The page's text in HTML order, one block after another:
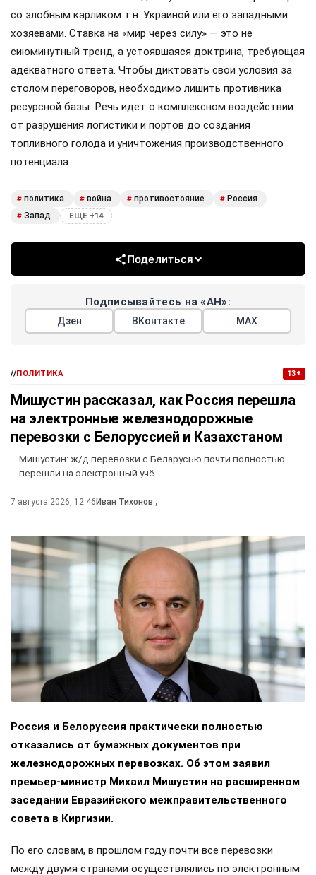
со злобным карликом т.н. Украиной или его западными
хозяевами. Ставка на «мир через силу» — это не
сиюминутный тренд, а устоявшаяся доктрина, требующая
адекватного ответа. Чтобы диктовать свои условия за
столом переговоров, необходимо лишить противника
ресурсной базы. Речь идет о комплексном воздействии:
от разрушения логистики и портов до создания
топливного голода и уничтожения производственного
потенциала.
# политика # война # противостояние # Россия
# Запад ЕЩЕ +14
Поделиться
Подписывайтесь на «АН»:
Дзен ВКонтакте МАХ
//ПОЛИТИКА 13+
Мишустин рассказал, как Россия перешла
на электронные железнодорожные
перевозки с Белоруссией и Казахстаном
Мишустин: ж/д перевозки с Беларусью почти полностью
перешли на электронный учё
7 августа 2026, 12:46 Иван Тихонов ,
Россия и Белоруссия практически полностью
отказались от бумажных документов при
железнодорожных перевозках. Об этом заявил
премьер-министр Михаил Мишустин на расширенном
заседании Евразийского межправительственного
совета в Киргизии.
По его словам, в прошлом году почти все перевозки
между двумя странами осуществлялись по электронным